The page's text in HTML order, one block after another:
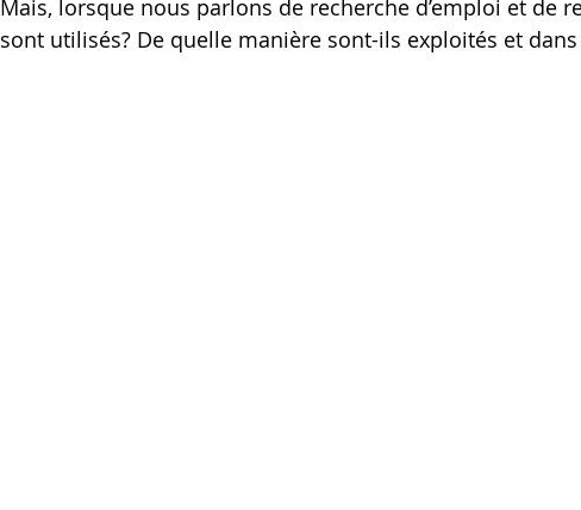
Mais, lorsque nous parlons de recherche d’emploi et de
sont utilisés? De quelle manière sont-ils exploités et